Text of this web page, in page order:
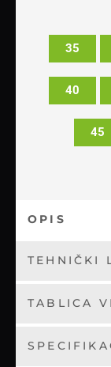
35
40
45
OPIS
TEHNIČKI
TABLICA